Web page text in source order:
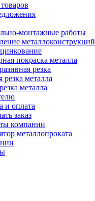
монтажные работы
металлоконструкций
покраска металла
резка
резка металла
металла
и оплата
заказ
компании
металлопроката